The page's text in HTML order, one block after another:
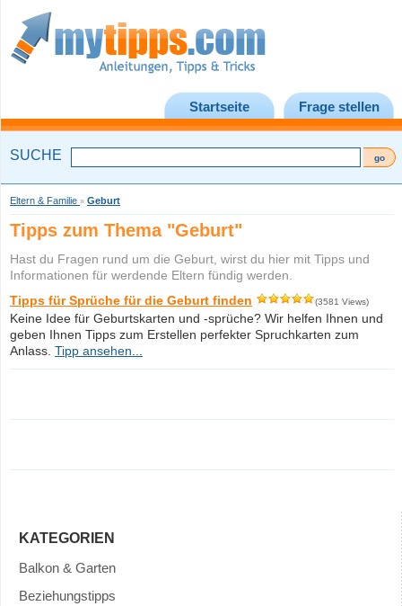
Startseite Frage stellen
SUCHE
Eltern & Familie » Geburt
Tipps zum Thema "Geburt"
Hast du Fragen rund um die Geburt, wirst du hier mit Tipps und
Informationen für werdende Eltern fündig werden.
Tipps für Sprüche für die Geburt finden
(3581 Views)
Keine Idee für Geburtskarten und -sprüche? Wir helfen Ihnen und
geben Ihnen Tipps zum Erstellen perfekter Spruchkarten zum
Anlass. Tipp ansehen...
KATEGORIEN
Balkon & Garten
Beziehungstipps